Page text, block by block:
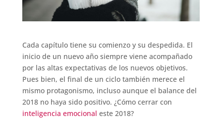
Cada capítulo tiene su comienzo y su despedida. El
inicio de un nuevo año siempre viene acompañado
por las altas expectativas de los nuevos objetivos.
Pues bien, el final de un ciclo también merece el
mismo protagonismo, incluso aunque el balance del
2018 no haya sido positivo. ¿Cómo cerrar con
inteligencia emocional este 2018?